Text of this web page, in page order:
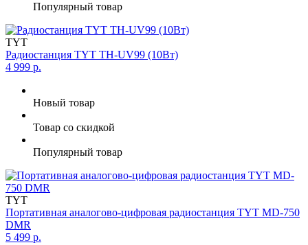
Популярный товар
TYT
Радиостанция TYT TH-UV99 (10Вт)
4 999 р.
Новый товар
Товар со скидкой
Популярный товар
TYT
Портативная аналогово-цифровая радиостанция TYT MD-750
DMR
5 499 р.